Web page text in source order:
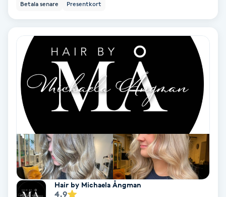
Fransrengöring
Frekvensterapi
Friskvård
Friskvårdsmassage
Frisör
Funktionsanalys
Betala senare Presentkort
Hair by Michaela Ångman
4.9